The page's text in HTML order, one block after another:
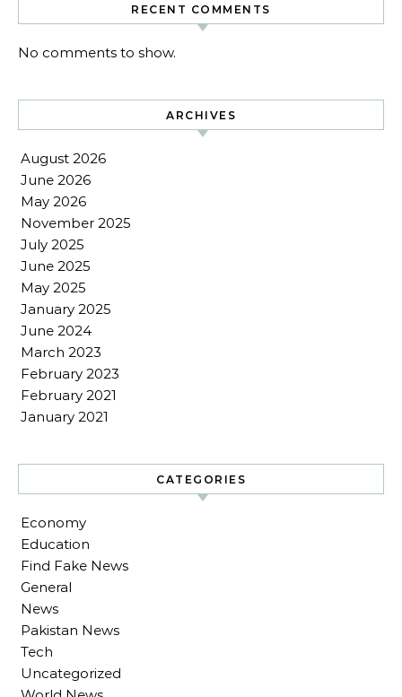
RECENT COMMENTS
No comments to show.
ARCHIVES
August 2026
June 2026
May 2026
November 2025
July 2025
June 2025
May 2025
January 2025
June 2024
March 2023
February 2023
February 2021
January 2021
CATEGORIES
Economy
Education
Find Fake News
General
News
Pakistan News
Tech
Uncategorized